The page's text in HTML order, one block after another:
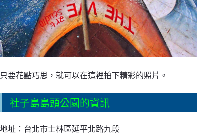
只要花點巧思，就可以在這裡拍下精彩的照片。
社子島島頭公園的資訊
地址：台北市士林區延平北路九段